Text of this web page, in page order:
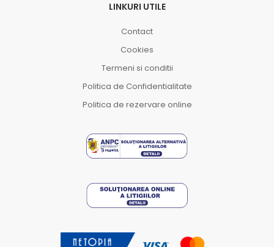
LINKURI UTILE
Contact
Cookies
Termeni si conditii
Politica de Confidentialitate
Politica de rezervare online